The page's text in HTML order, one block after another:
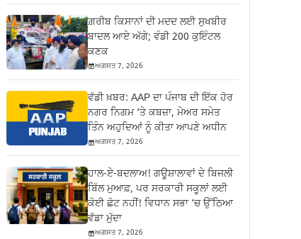
ਗ਼ਰੀਬ ਕਿਸਾਨਾਂ ਦੀ ਮਦਦ ਲਈ ਸੁਖਬੀਰ
ਬਾਦਲ ਆਏ ਅੱਗੇ; ਵੰਡੀ 200 ਕੁਇੰਟਲ
ਕਣਕ
ਅਗਸਤ 7, 2026
ਵੱਡੀ ਖ਼ਬਰ: AAP ਦਾ ਪੰਜਾਬ ਦੀ ਇੱਕ ਹੋਰ
ਨਗਰ ਨਿਗਮ ‘ਤੇ ਕਬਜ਼ਾ, ਮੇਅਰ ਸਮੇਤ
ਤਿੰਨ ਅਹੁਦਿਆਂ ਨੂੰ ਕੀਤਾ ਆਪਣੇ ਅਧੀਨ
ਅਗਸਤ 7, 2026
ਹਾਲ-ਏ-ਬਦਲਾਅ! ਗਊਸ਼ਾਲਾਵਾਂ ਦੇ ਬਿਜਲੀ
ਬਿੱਲ ਮੁਆਫ਼, ਪਰ ਸਰਕਾਰੀ ਸਕੂਲਾਂ ਲਈ
ਕੋਈ ਛੋਟ ਨਹੀਂ! ਵਿਧਾਨ ਸਭਾ ‘ਚ ਉੱਠਿਆ
ਵੱਡਾ ਮੁੱਦਾ
ਅਗਸਤ 7, 2026